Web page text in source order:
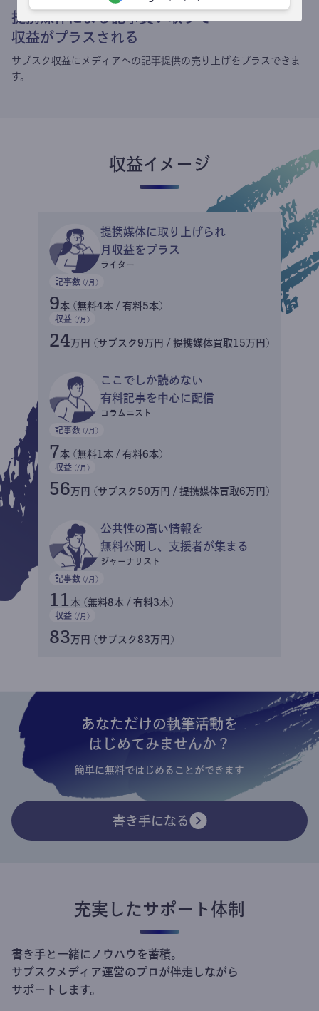
提携媒体による記事買い取りで
収益がプラスされる
サブスク収益にメディアへの記事提供の売り上げをプラスできま
す。
収益イメージ
提携媒体に取り上げられ
月収益をプラス
ライター
記事数 (/月)
9本 (無料4本 / 有料5本)
収益 (/月)
24万円 (サブスク9万円 / 提携媒体買取15万円)
ここでしか読めない
有料記事を中心に配信
コラムニスト
記事数 (/月)
7本 (無料1本 / 有料6本)
収益 (/月)
56万円 (サブスク50万円 / 提携媒体買取6万円)
公共性の高い情報を
無料公開し、支援者が集まる
ジャーナリスト
記事数 (/月)
11 本 (無料8本 / 有料3本)
収益 (/月)
83万円 (サブスク83万円)
あなただけの執筆活動を
はじめてみませんか？
簡単に無料ではじめることができます
書き手になる
充実したサポート体制
書き手と一緒にノウハウを蓄積。
サブスクメディア運営のプロが伴走しながら
サポートします。